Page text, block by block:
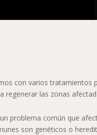
con varios tratamientos
regenerar las zonas
problema común que
son genéticos o